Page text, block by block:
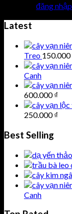
đăng nhập
Latest
Treo 150.000
Canh
600.000₫
250.000₫
Best Selling
Canh